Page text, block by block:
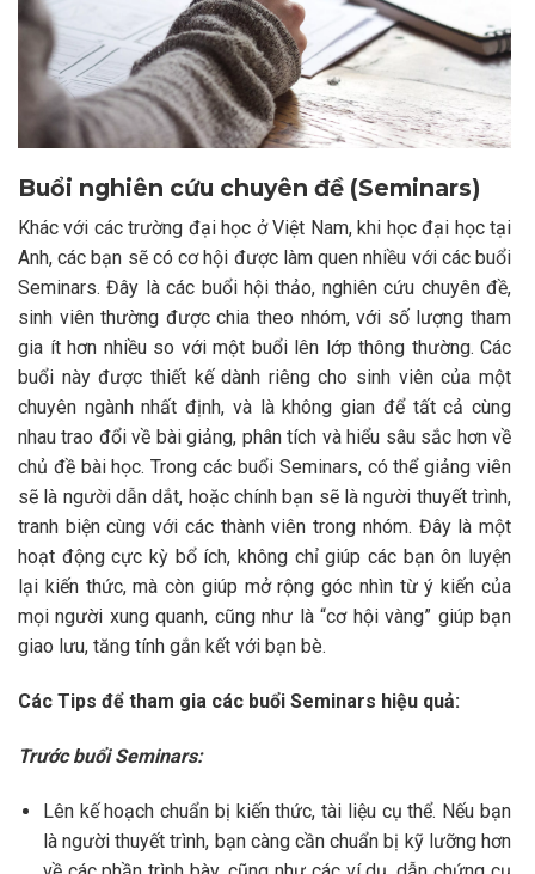
Buổi nghiên cứu chuyên đề (Seminars)
Khác với các trường đại học ở Việt Nam, khi học đại học tại
Anh, các bạn sẽ có cơ hội được làm quen nhiều với các buổi
Seminars. Đây là các buổi hội thảo, nghiên cứu chuyên đề,
sinh viên thường được chia theo nhóm, với số lượng tham
gia ít hơn nhiều so với một buổi lên lớp thông thường. Các
buổi này được thiết kế dành riêng cho sinh viên của một
chuyên ngành nhất định, và là không gian để tất cả cùng
nhau trao đổi về bài giảng, phân tích và hiểu sâu sắc hơn về
chủ đề bài học. Trong các buổi Seminars, có thể giảng viên
sẽ là người dẫn dắt, hoặc chính bạn sẽ là người thuyết trình,
tranh biện cùng với các thành viên trong nhóm. Đây là một
hoạt động cực kỳ bổ ích, không chỉ giúp các bạn ôn luyện
lại kiến thức, mà còn giúp mở rộng góc nhìn từ ý kiến của
mọi người xung quanh, cũng như là “cơ hội vàng” giúp bạn
giao lưu, tăng tính gắn kết với bạn bè.
Các Tips để tham gia các buổi Seminars hiệu quả:
Trước buổi Seminars:
Lên kế hoạch chuẩn bị kiến thức, tài liệu cụ thể. Nếu bạn
là người thuyết trình, bạn càng cần chuẩn bị kỹ lưỡng hơn